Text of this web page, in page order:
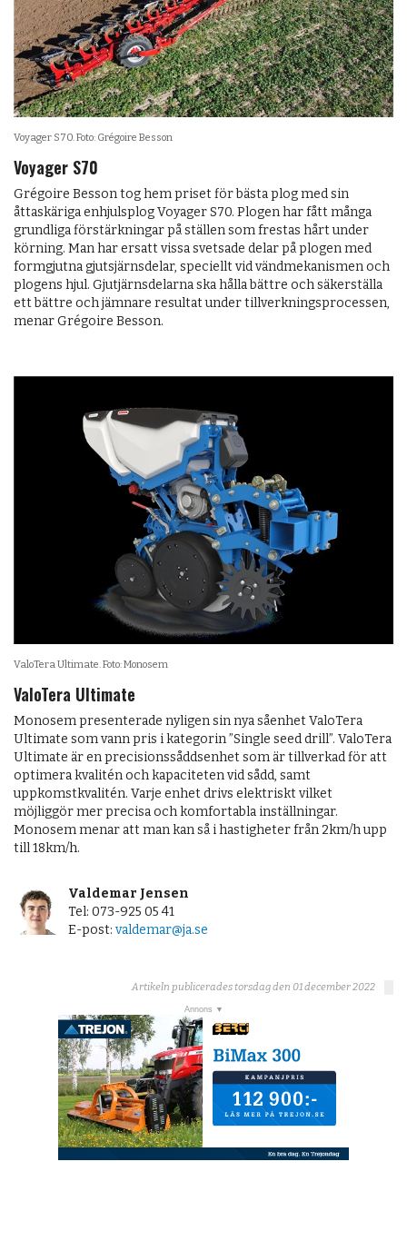
Voyager S70. Foto: Grégoire Besson
Voyager S70
Grégoire Besson tog hem priset för bästa plog med sin
åttaskäriga enhjulsplog Voyager S70. Plogen har fått många
grundliga förstärkningar på ställen som frestas hårt under
körning. Man har ersatt vissa svetsade delar på plogen med
formgjutna gjutsjärnsdelar, speciellt vid vändmekanismen och
plogens hjul. Gjutjärnsdelarna ska hålla bättre och säkerställa
ett bättre och jämnare resultat under tillverkningsprocessen,
menar Grégoire Besson.
ValoTera Ultimate. Foto: Monosem
ValoTera Ultimate
Monosem presenterade nyligen sin nya såenhet ValoTera
Ultimate som vann pris i kategorin ”Single seed drill”. ValoTera
Ultimate är en precisionssåddsenhet som är tillverkad för att
optimera kvalitén och kapaciteten vid sådd, samt
uppkomstkvalitén. Varje enhet drivs elektriskt vilket
möjliggör mer precisa och komfortabla inställningar.
Monosem menar att man kan så i hastigheter från 2km/h upp
till 18km/h.
Valdemar Jensen
Tel: 073-925 05 41
E-post: valdemar@ja.se
Artikeln publicerades torsdag den 01 december 2022